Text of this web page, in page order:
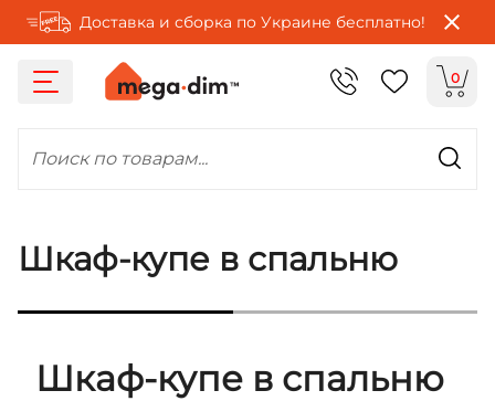
Доставка и сборка по Украине бесплатно!
0
Поиск по товарам...
Шкаф-купе в спальню
Шкаф-купе в спальню